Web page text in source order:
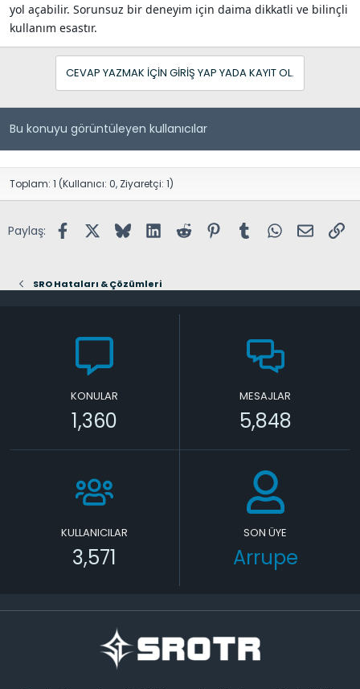
yol açabilir. Sorunsuz bir deneyim için daima dikkatli ve bilinçli
kullanım esastır.
CEVAP YAZMAK IÇIN GIRIŞ YAP YADA KAYIT OL.
Bu konuyu görüntüleyen kullanıcılar
Toplam: 1 (Kullanıcı: 0, Ziyaretçi: 1)
Paylaş: FacebookX (Twitter)
BlueskyLinkedInReddit PinterestTumblr WhatsApp
E-posta
SRO Hataları & Çözümleri
KONULAR
1,360
MESAJLAR
5,848
KULLANICILAR
3,571
SON ÜYE
Arrupe